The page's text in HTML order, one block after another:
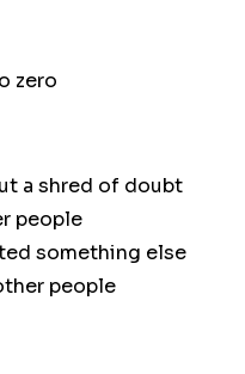
zero
a shred of doubt
people
something else
people